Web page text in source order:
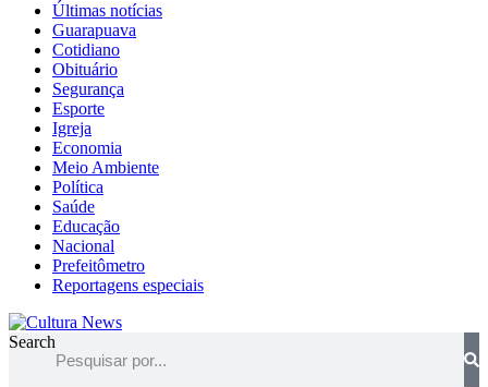
Últimas notícias
Guarapuava
Cotidiano
Obituário
Segurança
Esporte
Igreja
Economia
Meio Ambiente
Política
Saúde
Educação
Nacional
Prefeitômetro
Reportagens especiais
Search